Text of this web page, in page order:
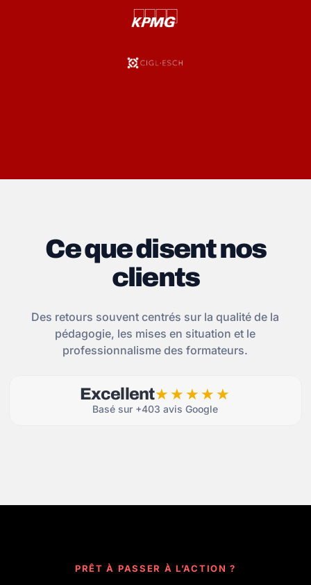
Ce que disent nos
clients
Des retours souvent centrés sur la qualité de la
pédagogie, les mises en situation et le
professionnalisme des formateurs.
Excellent★★★★★
Basé sur +403 avis Google
PRÊT À PASSER À L’ACTION ?